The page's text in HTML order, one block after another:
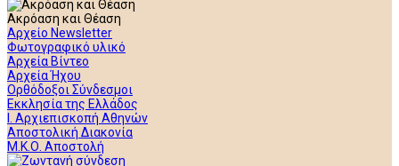
Ακρόαση και Θέαση
Αρχείο Newsletter
Φωτογραφικό υλικό
Αρχεία Βίντεο
Αρχεία Ήχου
Ορθόδοξοι Σύνδεσμοι
Εκκλησία της Ελλάδος
Ι. Αρχιεπισκοπή Αθηνών
Αποστολική Διακονία
Μ.Κ.Ο. Αποστολή